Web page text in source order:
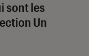
sont les
Un